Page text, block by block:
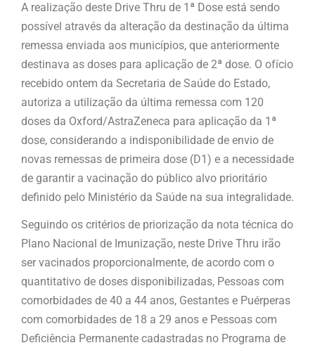
A realização deste Drive Thru de 1ª Dose está sendo
possível através da alteração da destinação da última
remessa enviada aos municípios, que anteriormente
destinava as doses para aplicação de 2ª dose. O ofício
recebido ontem da Secretaria de Saúde do Estado,
autoriza a utilização da última remessa com 120
doses da Oxford/AstraZeneca para aplicação da 1ª
dose, considerando a indisponibilidade de envio de
novas remessas de primeira dose (D1) e a necessidade
de garantir a vacinação do público alvo prioritário
definido pelo Ministério da Saúde na sua integralidade.
Seguindo os critérios de priorização da nota técnica do
Plano Nacional de Imunização, neste Drive Thru irão
ser vacinados proporcionalmente, de acordo com o
quantitativo de doses disponibilizadas, Pessoas com
comorbidades de 40 a 44 anos, Gestantes e Puérperas
com comorbidades de 18 a 29 anos e Pessoas com
Deficiência Permanente cadastradas no Programa de